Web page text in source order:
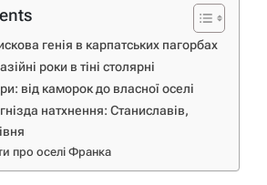
генія в карпатських пагорбах
роки в тіні столярні
від каморок до власної оселі
натхнення: Станиславів,
про оселі Франка